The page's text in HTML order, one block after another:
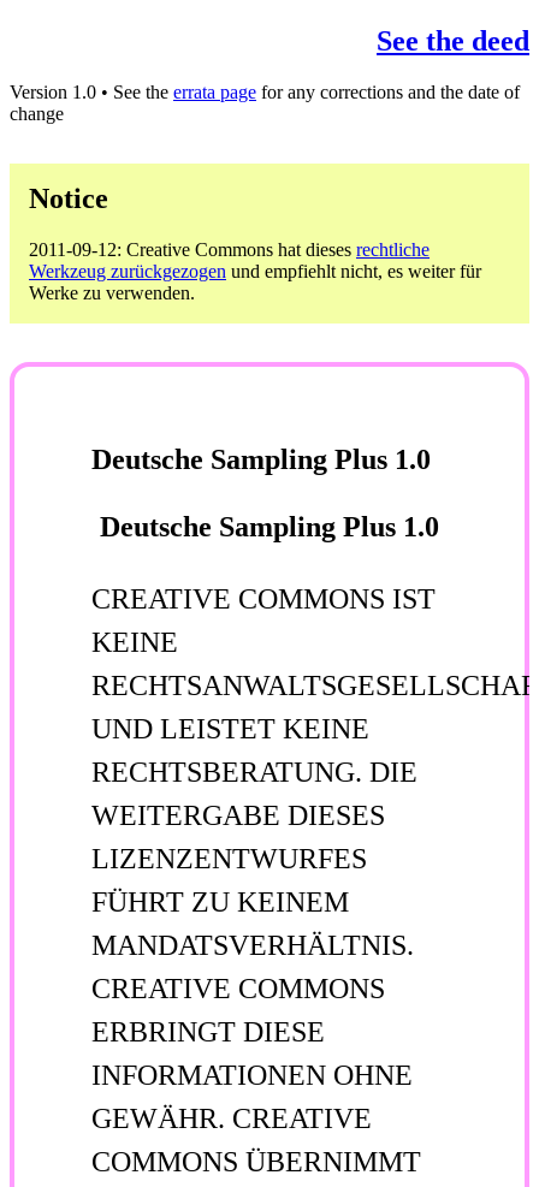
See the deed
Version 1.0 • See the errata page for any corrections and the date of
change
Notice
2011-09-12: Creative Commons hat dieses rechtliche
Werkzeug zurückgezogen und empfiehlt nicht, es weiter für
Werke zu verwenden.
Deutsche Sampling Plus 1.0
Deutsche Sampling Plus 1.0
CREATIVE COMMONS IST
KEINE
UND LEISTET KEINE
RECHTSBERATUNG. DIE
WEITERGABE DIESES
LIZENZENTWURFES
FÜHRT ZU KEINEM
MANDATSVERHÄLTNIS.
CREATIVE COMMONS
ERBRINGT DIESE
INFORMATIONEN OHNE
GEWÄHR. CREATIVE
COMMONS ÜBERNIMMT